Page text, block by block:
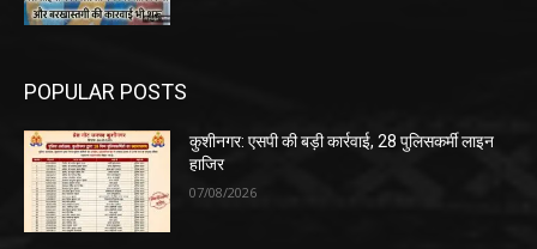
POPULAR POSTS
कुशीनगर: एसपी की बड़ी कार्रवाई, 28 पुलिसकर्मी लाइन
हाजिर
07/08/2026